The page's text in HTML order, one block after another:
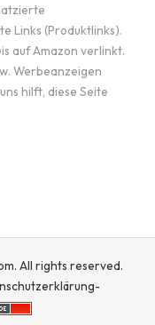
Links (Produktlinks).
auf Amazon verlinkt.
Werbeanzeigen
hilft, diese Seite
All rights reserved.
-